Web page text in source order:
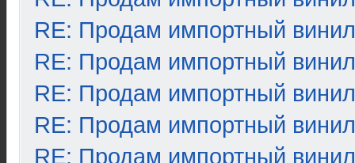
RE: Продам импортный винил
RE: Продам импортный винил
RE: Продам импортный винил
RE: Продам импортный винил
RE: Продам импортный винил